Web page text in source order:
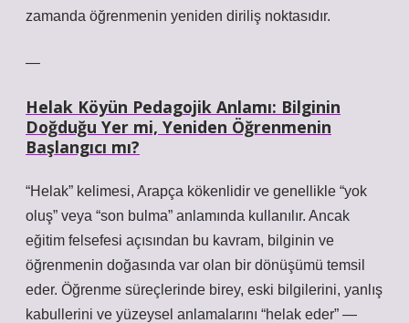
zamanda öğrenmenin yeniden diriliş noktasıdır.
—
Helak Köyün Pedagojik Anlamı: Bilginin
Doğduğu Yer mi, Yeniden Öğrenmenin
Başlangıcı mı?
“Helak” kelimesi, Arapça kökenlidir ve genellikle “yok
oluş” veya “son bulma” anlamında kullanılır. Ancak
eğitim felsefesi açısından bu kavram, bilginin ve
öğrenmenin doğasında var olan bir dönüşümü temsil
eder. Öğrenme süreçlerinde birey, eski bilgilerini, yanlış
kabullerini ve yüzeysel anlamalarını “helak eder” —